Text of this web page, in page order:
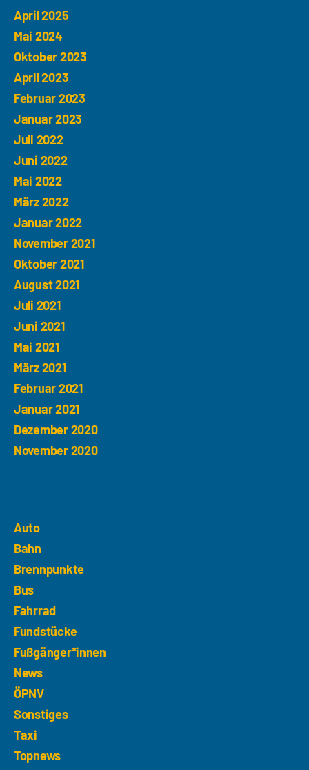
April 2025
Mai 2024
Oktober 2023
April 2023
Februar 2023
Januar 2023
Juli 2022
Juni 2022
Mai 2022
März 2022
Januar 2022
November 2021
Oktober 2021
August 2021
Juli 2021
Juni 2021
Mai 2021
März 2021
Februar 2021
Januar 2021
Dezember 2020
November 2020
Auto
Bahn
Brennpunkte
Bus
Fahrrad
Fundstücke
Fußgänger*innen
News
ÖPNV
Sonstiges
Taxi
Topnews